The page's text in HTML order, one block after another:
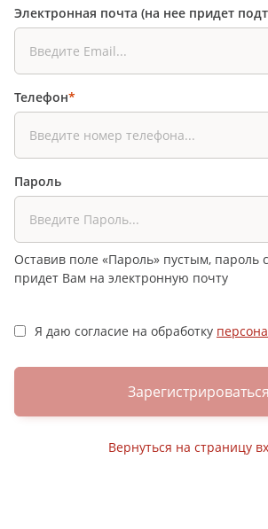
Электронная почта (на нее придет
Телефон*
Пароль
Оставив поле «Пароль» пустым, пароль
придет Вам на электронную почту
Я даю согласие на обработку
Зарегистрироваться
Вернуться на страницу